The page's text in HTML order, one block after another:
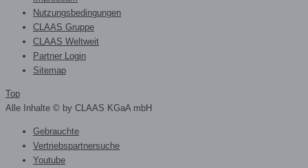
Nutzungsbedingungen
CLAAS Gruppe
CLAAS Weltweit
Partner Login
Sitemap
Top
Alle Inhalte © by CLAAS KGaA mbH
Gebrauchte
Vertriebspartnersuche
Youtube